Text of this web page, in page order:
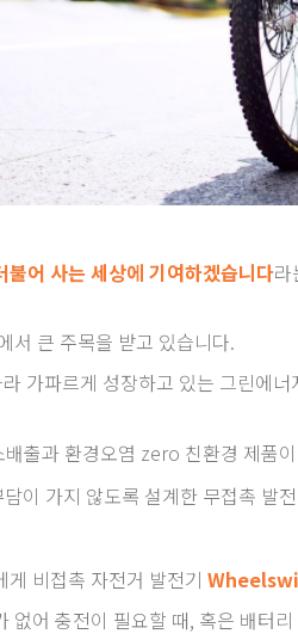
불어 사는 세상에 기여하겠습니다
서 큰 주목을 받고 있습니다.
가파르게 성장하고 있는 그린에
출과 환경오염 zero 친환경 제품
이 가지 않도록 설계한 무접촉 발
비접촉 자전거 발전기
없어 충전이 필요할 때, 혹은 배터